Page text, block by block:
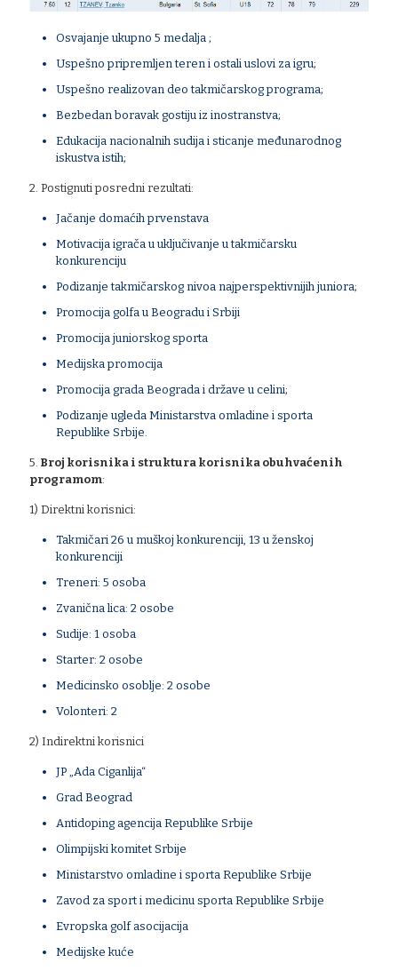
Osvajanje ukupno 5 medalja ;
Uspešno pripremljen teren i ostali uslovi za igru;
Uspešno realizovan deo takmičarskog programa;
Bezbedan boravak gostiju iz inostranstva;
Edukacija nacionalnih sudija i sticanje međunarodnog
iskustva istih;
2. Postignuti posredni rezultati:
Jačanje domaćih prvenstava
Motivacija igrača u uključivanje u takmičarsku
konkurenciju
Podizanje takmičarskog nivoa najperspektivnijih juniora;
Promocija golfa u Beogradu i Srbiji
Promocija juniorskog sporta
Medijska promocija
Promocija grada Beograda i države u celini;
Podizanje ugleda Ministarstva omladine i sporta
Republike Srbije.
5. Broj korisnika i struktura korisnika obuhvaćenih
programom:
1) Direktni korisnici:
Takmičari 26 u muškoj konkurenciji, 13 u ženskoj
konkurenciji
Treneri: 5 osoba
Zvanična lica: 2 osobe
Sudije: 1 osoba
Starter: 2 osobe
Medicinsko osoblje: 2 osobe
Volonteri: 2
2) Indirektni korisnici
JP „Ada Ciganlija“
Grad Beograd
Antidoping agencija Republike Srbije
Olimpijski komitet Srbije
Ministarstvo omladine i sporta Republike Srbije
Zavod za sport i medicinu sporta Republike Srbije
Evropska golf asocijacija
Medijske kuće